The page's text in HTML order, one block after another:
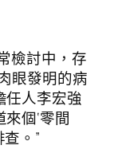
檢討中，存
眼發明的病
任人李宏強
個‘零間
。”